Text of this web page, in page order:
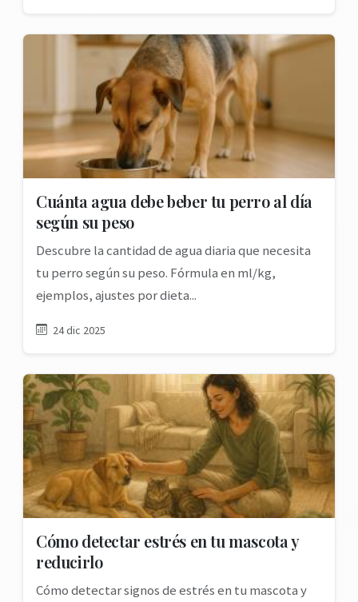
Cuánta agua debe beber tu perro al día
según su peso
Descubre la cantidad de agua diaria que necesita
tu perro según su peso. Fórmula en ml/kg,
ejemplos, ajustes por dieta...
24 dic 2025
Cómo detectar estrés en tu mascota y
reducirlo
Cómo detectar signos de estrés en tu mascota y